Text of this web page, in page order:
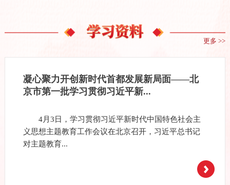
更多 >>
凝心聚力开创新时代首都发展新局面——北
京市第一批学习贯彻习近平新...
4月3日，学习贯彻习近平新时代中国特色社会主
义思想主题教育工作会议在北京召开，习近平总书记
对主题教育...